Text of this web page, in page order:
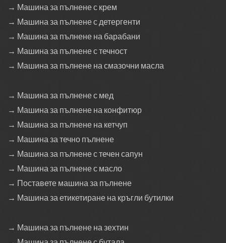
→ Машина за пълнене с крем
→ Машина за пълнене с детергенти
→ Машина за пълнене на барабани
→ Машина за пълнене с течност
→ Машина за пълнене на смазочни масла
→ Машина за пълнене с мед
→ Машина за пълнене на конфитюр
→ Машина за пълнене на кетчуп
→ Машина за течно пълнене
→ Машина за пълнене с течен сапун
→ Машина за пълнене с масло
→ Поставете машина за пълнене
→ Машина за етикетиране на кръгли бутилки
→ Машина за пълнене на зехтин